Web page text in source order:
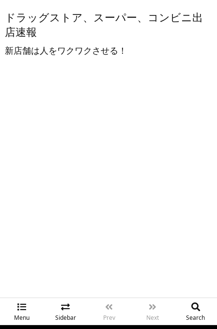
ドラッグストア、スーパー、コンビニ出
店速報
新店舗は人をワクワクさせる！
Menu Sidebar Prev Next Search